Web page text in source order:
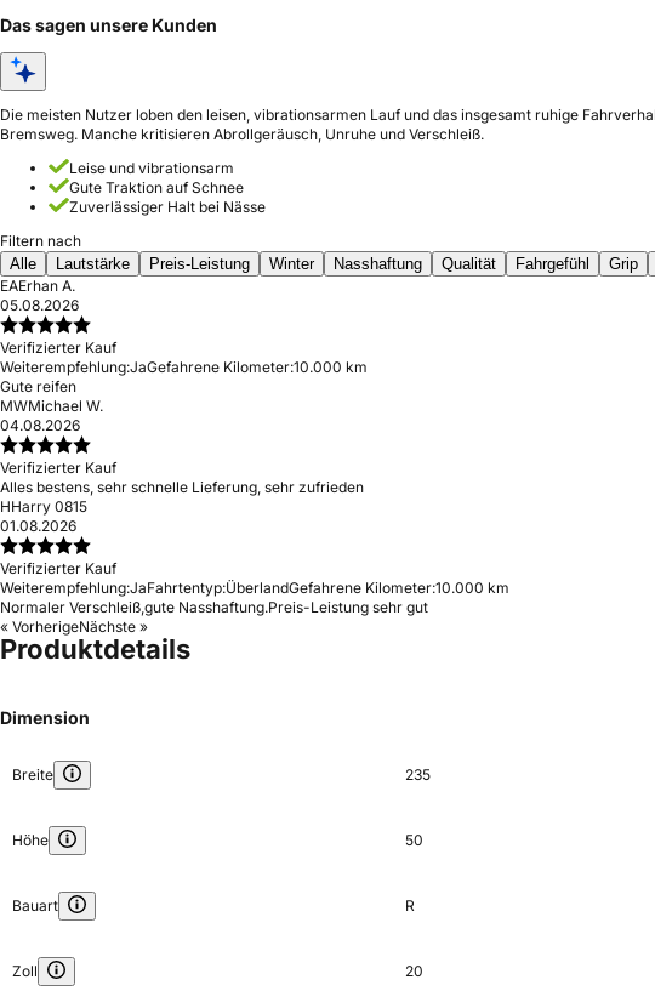
Das sagen unsere Kunden
Die meisten Nutzer loben den leisen, vibrationsarmen Lauf und das insgesamt ruhige
Bremsweg. Manche kritisieren Abrollgeräusch, Unruhe und Verschleiß.
Leise und vibrationsarm
Gute Traktion auf Schnee
Zuverlässiger Halt bei Nässe
Filtern nach
Alle
Lautstärke Preis-Leistung Winter Nasshaftung Qualität Fahrgefühl Grip
EAErhan A.
05.08.2026
Verifizierter Kauf
Weiterempfehlung:JaGefahrene Kilometer:10.000 km
Gute reifen
MWMichael W.
04.08.2026
Verifizierter Kauf
Alles bestens, sehr schnelle Lieferung, sehr zufrieden
HHarry 0815
01.08.2026
Verifizierter Kauf
Weiterempfehlung:JaFahrtentyp:ÜberlandGefahrene Kilometer:10.000 km
Normaler Verschleiß,gute Nasshaftung.Preis-Leistung sehr gut
« VorherigeNächste »
Produktdetails
Dimension
Breite 235
Höhe 50
Bauart R
Zoll 20